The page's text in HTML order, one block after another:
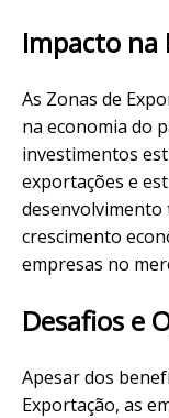
Impacto na
As Zonas de
na economia do
investimentos
exportações e
desenvolvimento
crescimento
empresas no
Desafios e
Apesar dos
Exportação, as